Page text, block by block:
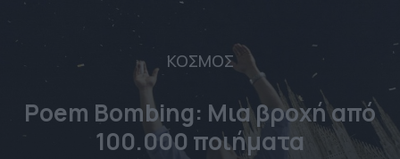
ΚΟΣΜΟΣ
Poem Bombing: Mια βροχή από
100.000 ποιήματα